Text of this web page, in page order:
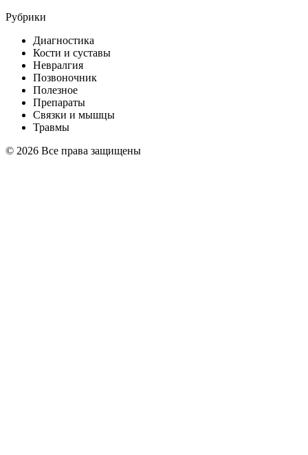
Рубрики
Диагностика
Кости и суставы
Невралгия
Позвоночник
Полезное
Препараты
Связки и мышцы
Травмы
© 2026 Все права защищены